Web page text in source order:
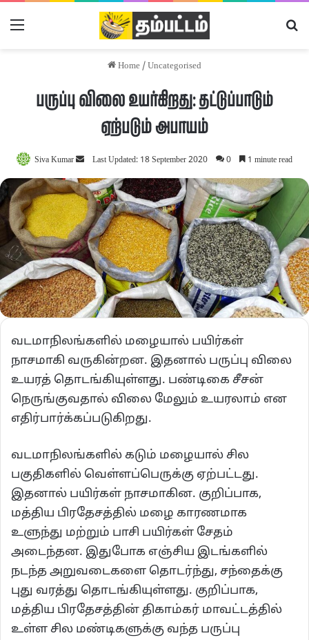
Home/Uncategorised
பருப்பு விலை உயர்கிறது: தட்டுப்பாடும்
ஏற்படும் அபாயம்
Siva Kumar
Send
an
email
Last Updated: 18 September 2020 0 1 minute read
வடமாநிலங்களில் மழையால் பயிர்கள்
நாசமாகி வருகின்றன. இதனால் பருப்பு விலை
உயரத் தொடங்கியுள்ளது. பண்டிகை சீசன்
நெருங்குவதால் விலை மேலும் உயரலாம் என
எதிர்பார்க்கப்படுகிறது.
வடமாநிலங்களில் கடும் மழையால் சில
பகுதிகளில் வெள்ளப்பெருக்கு ஏற்பட்டது.
இதனால் பயிர்கள் நாசமாகின. குறிப்பாக,
மத்திய பிரதேசத்தில் மழை காரணமாக
உளுந்து மற்றும் பாசி பயிர்கள் சேதம்
அடைந்தன. இதுபோக எஞ்சிய இடங்களில்
நடந்த அறுவடைகளை தொடர்ந்து, சந்தைக்கு
புது வரத்து தொடங்கியுள்ளது. குறிப்பாக,
மத்திய பிரதேசத்தின் திகாம்கர் மாவட்டத்தில்
உள்ள சில மண்டிகளுக்கு வந்த பருப்பு